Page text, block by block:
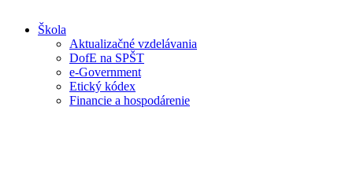
Škola
Aktualizačné vzdelávania
DofE na SPŠT
e-Government
Etický kódex
Financie a hospodárenie